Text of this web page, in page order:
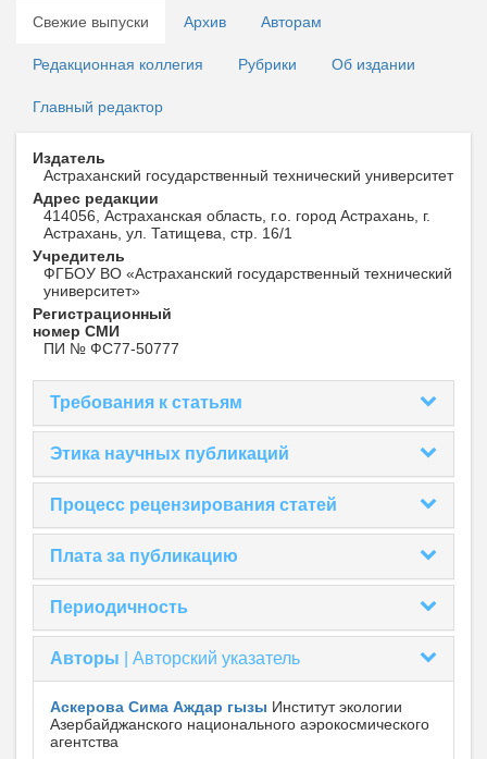
Свежие выпуски Архив Авторам
Редакционная коллегия Рубрики Об издании
Главный редактор
Издатель
Астраханский государственный технический университет
Адрес редакции
414056, Астраханская область, г.о. город Астрахань, г.
Астрахань, ул. Татищева, стр. 16/1
Учредитель
ФГБОУ ВО «Астраханский государственный технический
университет»
Регистрационный
номер СМИ
ПИ № ФС77-50777
Требования к статьям
Этика научных публикаций
Процесс рецензирования статей
Плата за публикацию
Периодичность
Авторы Авторский указатель
Аскерова Сима Аждар гызы Институт экологии
Азербайджанского национального аэрокосмического
агентства